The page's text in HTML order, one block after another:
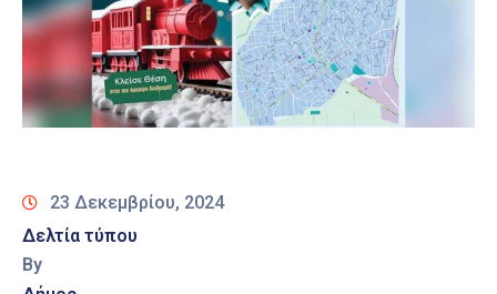
Προσκλήσεις
Αποφάσεις
Τηλέφωνα
23 Δεκεμβρίου, 2024
Δελτία τύπου
By